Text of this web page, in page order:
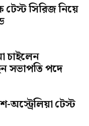
টেস্ট সিরিজ নিয়ে
চাইলেন
সভাপতি পদে
অস্ট্রেলিয়া টেস্ট